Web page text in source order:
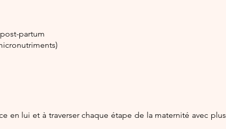
partum
en lui et à traverser chaque étape de la maternité avec plus